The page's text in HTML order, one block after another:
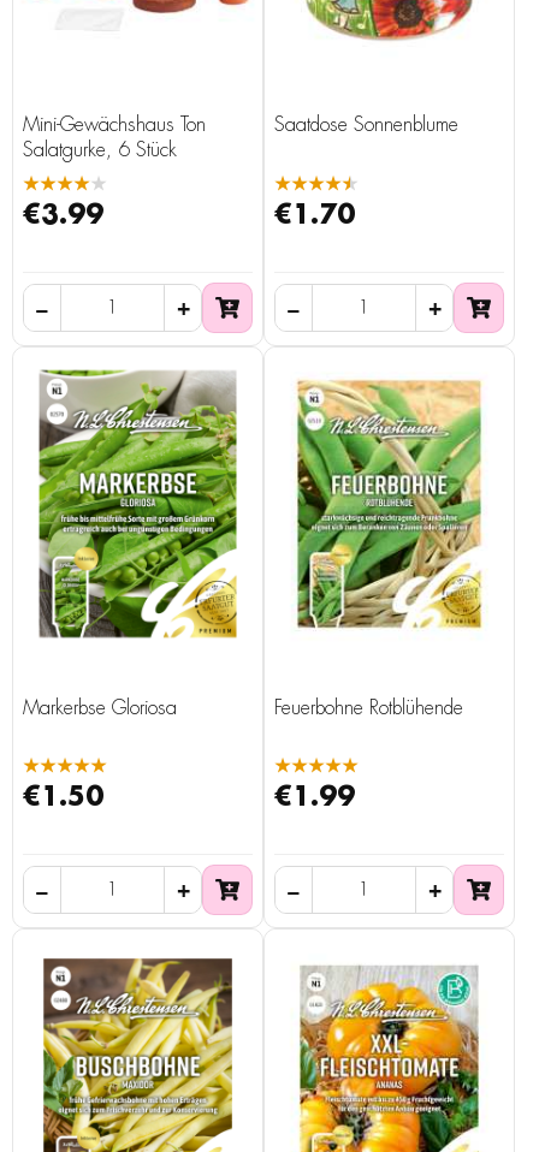
Mini-Gewächshaus Ton
Salatgurke, 6 Stück
★★★★★
€3.99
Saatdose Sonnenblume
★★★★★
€1.70
Markerbse Gloriosa
★★★★★
€1.50
Feuerbohne Rotblühende
★★★★★
€1.99